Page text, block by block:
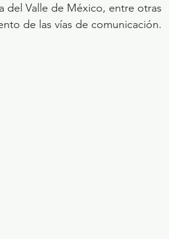
del Valle de México, entre otras
de las vías de comunicación.